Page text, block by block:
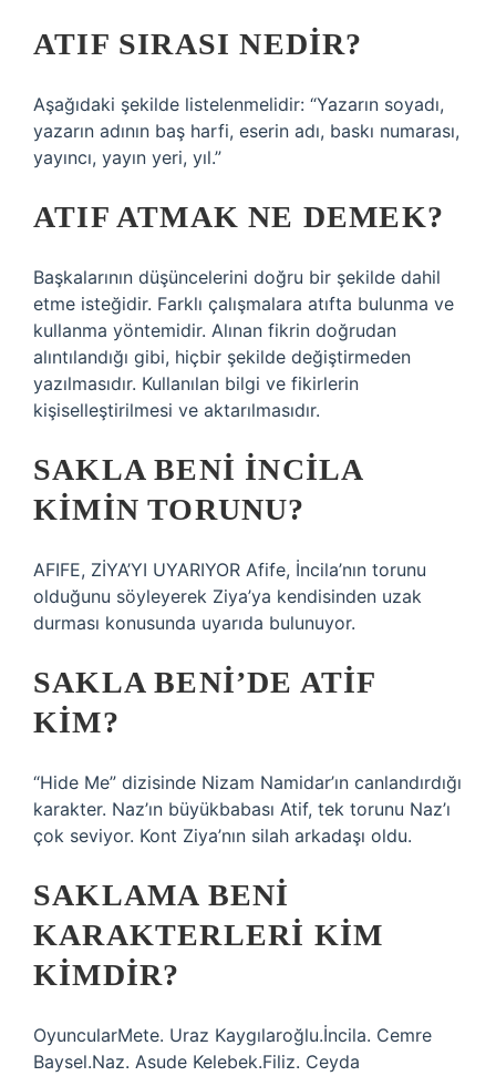
ATIF SIRASI NEDIR?
Aşağıdaki şekilde listelenmelidir: “Yazarın soyadı,
yazarın adının baş harfi, eserin adı, baskı numarası,
yayıncı, yayın yeri, yıl.”
ATIF ATMAK NE DEMEK?
Başkalarının düşüncelerini doğru bir şekilde dahil
etme isteğidir. Farklı çalışmalara atıfta bulunma ve
kullanma yöntemidir. Alınan fikrin doğrudan
alıntılandığı gibi, hiçbir şekilde değiştirmeden
yazılmasıdır. Kullanılan bilgi ve fikirlerin
kişiselleştirilmesi ve aktarılmasıdır.
SAKLA BENI İNCILA
KIMIN TORUNU?
AFIFE, ZİYA’YI UYARIYOR Afife, İncila’nın torunu
olduğunu söyleyerek Ziya’ya kendisinden uzak
durması konusunda uyarıda bulunuyor.
SAKLA BENI’DE ATIF
KIM?
“Hide Me” dizisinde Nizam Namidar’ın canlandırdığı
karakter. Naz’ın büyükbabası Atif, tek torunu Naz’ı
çok seviyor. Kont Ziya’nın silah arkadaşı oldu.
SAKLAMA BENI
KARAKTERLERI KIM
KIMDIR?
OyuncularMete. Uraz Kaygılaroğlu.İncila. Cemre
Baysel.Naz. Asude Kelebek.Filiz. Ceyda